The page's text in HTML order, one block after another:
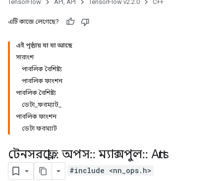
TensorFlow API, API TensorFlow v2.2.0 C++
এটি কাজে লেগেছে?
এই পৃষ্ঠায় যা যা আছে
সারাংশ
পাবলিক বৈশিষ্ট্য
পাবলিক ফাংশন
পাবলিক বৈশিষ্ট্য
ডেটা_ফরম্যাট_
পাবলিক ফাংশন
ডেটা ফরম্যাট
টেনসরফ্লো:: অপস:: ম্যাক্সপুল:: Attrs
#include <nn_ops.h>